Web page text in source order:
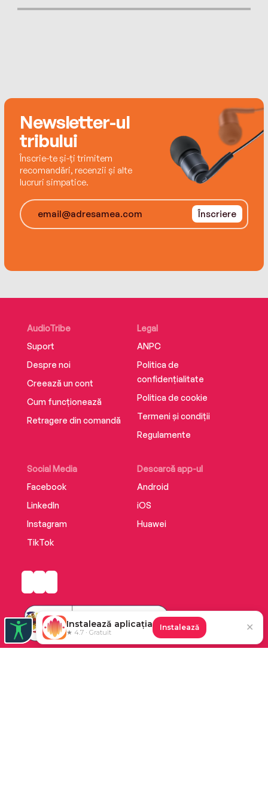
HarperCollinsPublishers 2015, Henry V ©
Newsletter-ul
tribului
Înscrie-te și-ți trimitem
recomandări, recenzii și alte
lucruri simpatice.
Înscriere
AudioTribe
Suport
Despre noi
Creează un cont
Cum funcționează
Retragere din comandă
Social Media
Facebook
LinkedIn
Instagram
TikTok
Descarcă app-ul
Android
iOS
Huawei
Legal
ANPC
Politica de
confidențialitate
Politica de cookie
Termeni și condiții
Regulamente
Instalează aplicația
★ 4.7 · Gratuit
Instalează ✕